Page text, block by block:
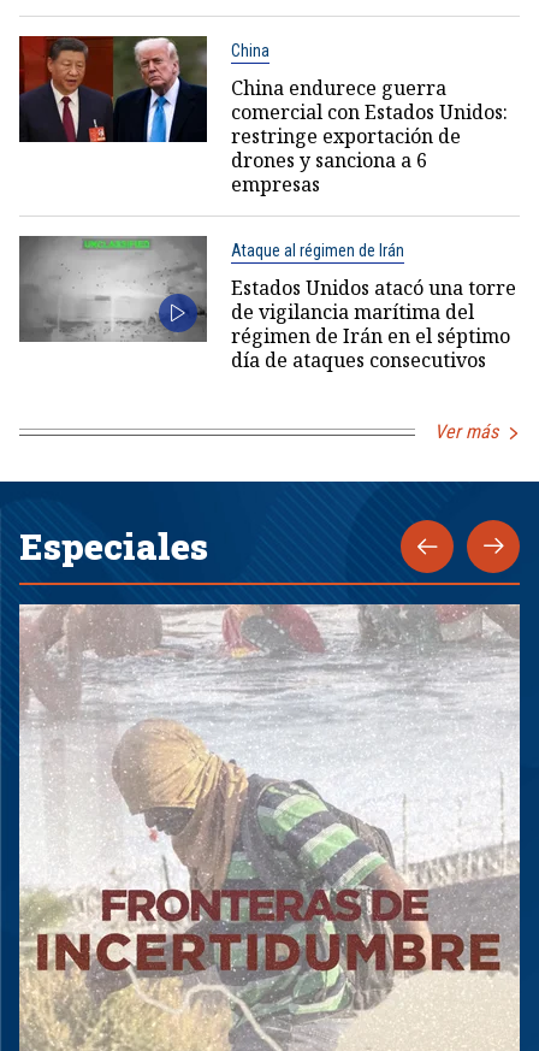
China
China endurece guerra
comercial con Estados Unidos:
restringe exportación de
drones y sanciona a 6
empresas
Ataque al régimen de Irán
Estados Unidos atacó una torre
de vigilancia marítima del
régimen de Irán en el séptimo
día de ataques consecutivos
Ver más
Especiales